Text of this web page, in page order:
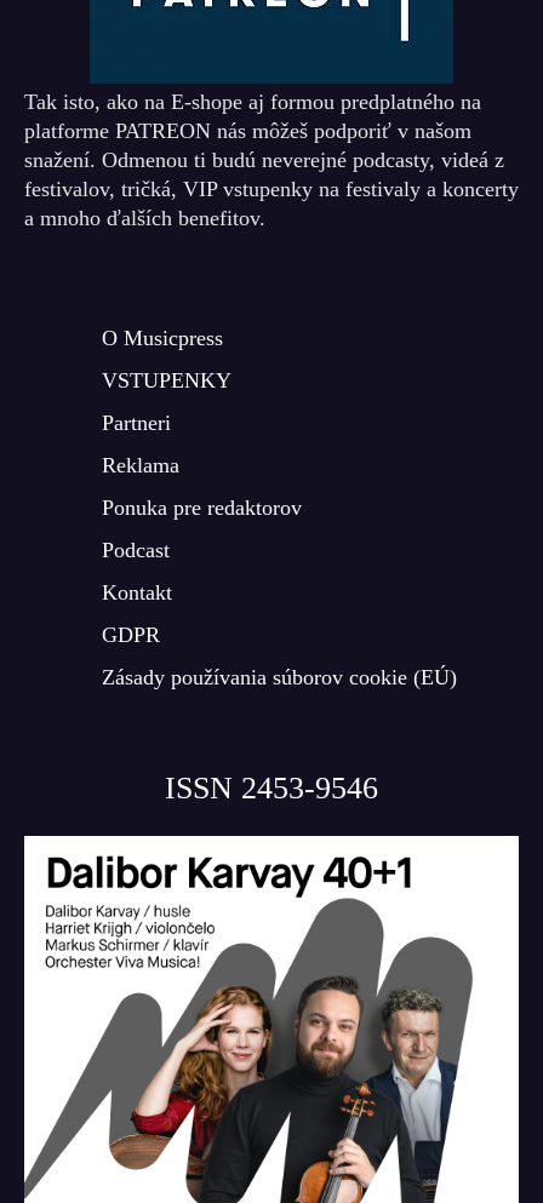
Tak isto, ako na E-shope aj formou predplatného na
platforme PATREON nás môžeš podporiť v našom
snažení. Odmenou ti budú neverejné podcasty, videá z
festivalov, tričká, VIP vstupenky na festivaly a koncerty
a mnoho ďalších benefitov.
O Musicpress
VSTUPENKY
Partneri
Reklama
Ponuka pre redaktorov
Podcast
Kontakt
GDPR
Zásady používania súborov cookie (EÚ)
ISSN 2453-9546